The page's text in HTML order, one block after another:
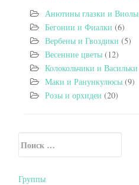
Анютины глазки и Виолы
Бегонии и Фиалки (6)
Вербены и Гвоздики (5)
Весенние цветы (12)
Колокольчики и Васильки
Маки и Ранункулюсы (9)
Розы и орхидеи (20)
Secondary Sidebar
Группы